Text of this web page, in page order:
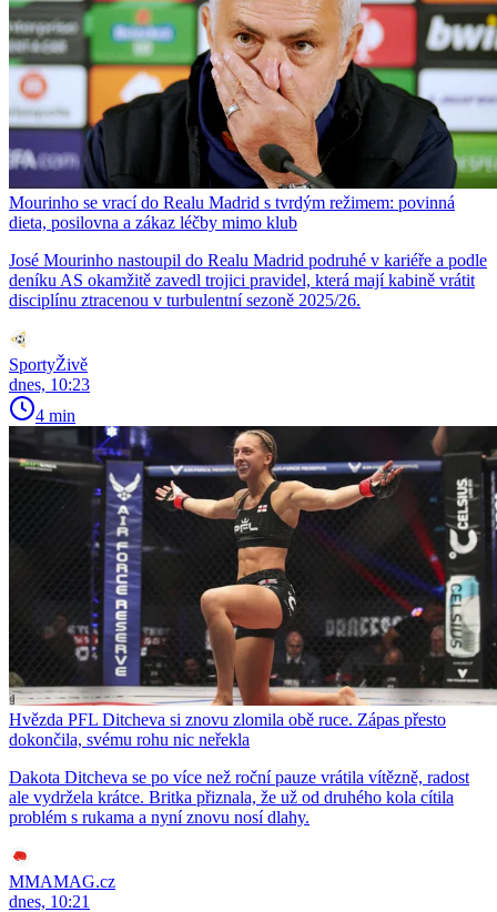
Mourinho se vrací do Realu Madrid s tvrdým režimem: povinná
dieta, posilovna a zákaz léčby mimo klub
José Mourinho nastoupil do Realu Madrid podruhé v kariéře a podle
deníku AS okamžitě zavedl trojici pravidel, která mají kabině vrátit
disciplínu ztracenou v turbulentní sezoně 2025/26.
SportyŽivě
dnes, 10:23
4 min
Hvězda PFL Ditcheva si znovu zlomila obě ruce. Zápas přesto
dokončila, svému rohu nic neřekla
Dakota Ditcheva se po více než roční pauze vrátila vítězně, radost
ale vydržela krátce. Britka přiznala, že už od druhého kola cítila
problém s rukama a nyní znovu nosí dlahy.
MMAMAG.cz
dnes, 10:21